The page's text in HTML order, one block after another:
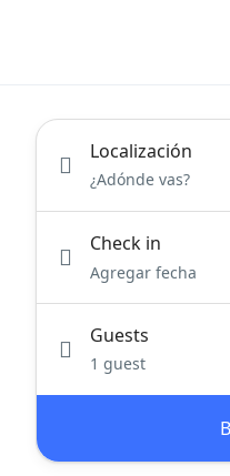
Localización
Check in
Agregar fecha
Guests
1 guest